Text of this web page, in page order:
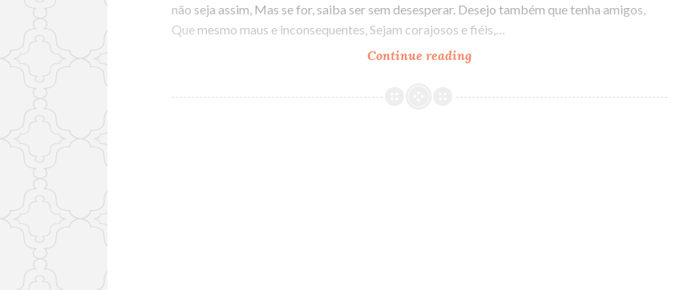
não seja assim, Mas se for, saiba ser sem desesperar. Desejo também que tenha amigos,
Que mesmo maus e inconsequentes, Sejam corajosos e fiéis,…
Continue reading